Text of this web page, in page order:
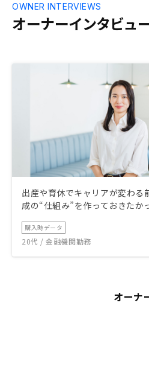
オーナーインタビュ
OWNER INTERVIEWS
出産や育休でキャリアが変わる
成の“仕組み”を作っておきたか
購入時データ
20代 / 金融機関勤務
オーナ